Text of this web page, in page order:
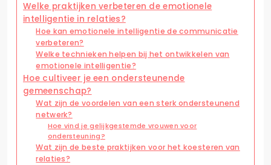
Welke praktijken verbeteren de emotionele
intelligentie in relaties?
Hoe kan emotionele intelligentie de communicatie
verbeteren?
Welke technieken helpen bij het ontwikkelen van
emotionele intelligentie?
Hoe cultiveer je een ondersteunende
gemeenschap?
Wat zijn de voordelen van een sterk ondersteunend
netwerk?
Hoe vind je gelijkgestemde vrouwen voor
ondersteuning?
Wat zijn de beste praktijken voor het koesteren van
relaties?